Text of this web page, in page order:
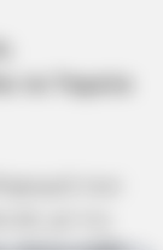
τα Ταμεία